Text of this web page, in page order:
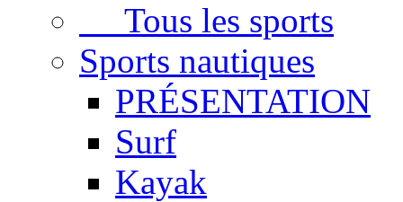
Tous les sports
Sports nautiques
PRÉSENTATION
Surf
Kayak